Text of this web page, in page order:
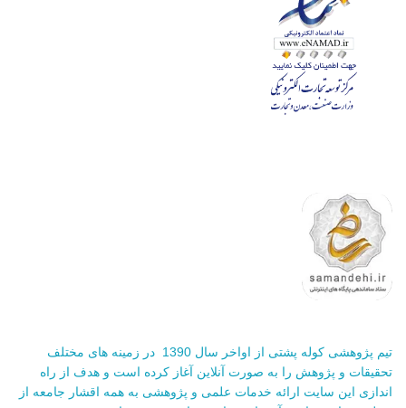
تیم پژوهشی کوله پشتی از اواخر سال 1390 در زمینه های مختلف
تحقیقات و پژوهش را به صورت آنلاین آغاز کرده است و هدف از راه
اندازی این سایت ارائه خدمات علمی و پژوهشی به همه اقشار جامعه از